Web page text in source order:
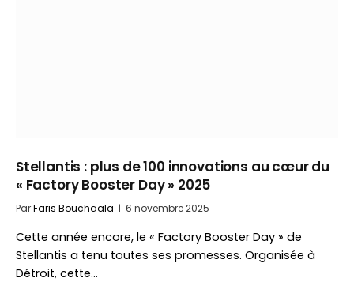
Stellantis : plus de 100 innovations au cœur du
« Factory Booster Day » 2025
ParFaris Bouchaala 6 novembre 2025
Cette année encore, le « Factory Booster Day » de
Stellantis a tenu toutes ses promesses. Organisée à
Détroit, cette…